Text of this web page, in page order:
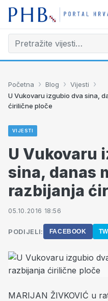
Početna › Blog › Vijesti ›
U Vukovaru izgubio dva sina,
ćirilične ploče
VIJESTI
U Vukovaru
sina, danas
razbijanja
05.10.2016 18:56
PODIJELI: FACEBOOK
MARIJAN ŽIVKOVIĆ u